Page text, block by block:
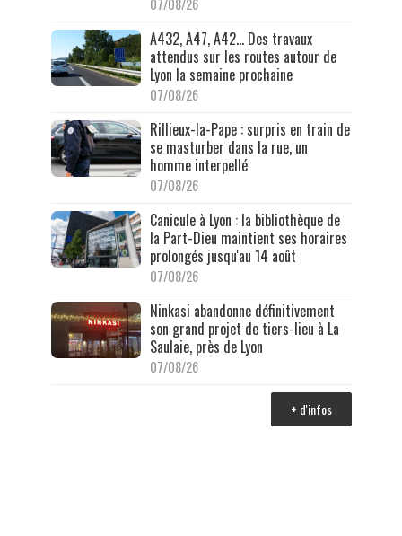
07/08/26
A432, A47, A42… Des travaux
attendus sur les routes autour de
Lyon la semaine prochaine
07/08/26
Rillieux-la-Pape : surpris en train de
se masturber dans la rue, un
homme interpellé
07/08/26
Canicule à Lyon : la bibliothèque de
la Part-Dieu maintient ses horaires
prolongés jusqu'au 14 août
07/08/26
Ninkasi abandonne définitivement
son grand projet de tiers-lieu à La
Saulaie, près de Lyon
07/08/26
+ d'infos